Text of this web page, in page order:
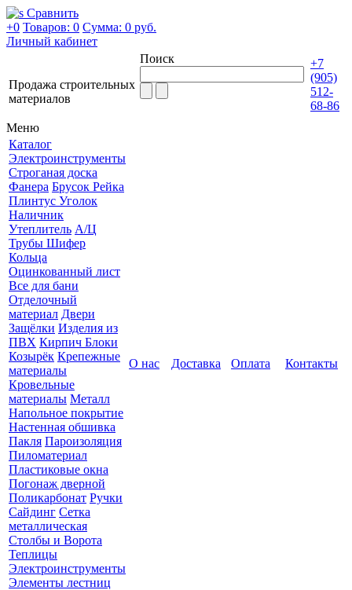
Сравнить
+0 Товаров: 0 Сумма: 0 руб.
Личный кабинет
Продажа строительных
материалов
Поиск
+7
(905)
512-
68-86
Меню
Каталог
Электроинструменты
Строганая доска
Фанера Брусок Рейка
Плинтус Уголок
Наличник
Утеплитель А/Ц
Трубы Шифер
Кольца
Оцинкованный лист
Все для бани
Отделочный
материал Двери
Защёлки Изделия из
ПВХ Кирпич Блоки
Козырёк Крепежные
материалы
Кровельные
материалы Металл
Напольное покрытие
Настенная обшивка
Пакля Пароизоляция
Пиломатериал
Пластиковые окна
Погонаж дверной
Поликарбонат Ручки
Сайдинг Сетка
металлическая
Столбы и Ворота
Теплицы
Электроинструменты
Элементы лестниц
О нас Доставка Оплата Контакты